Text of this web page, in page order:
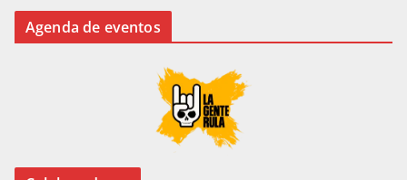
Agenda de eventos